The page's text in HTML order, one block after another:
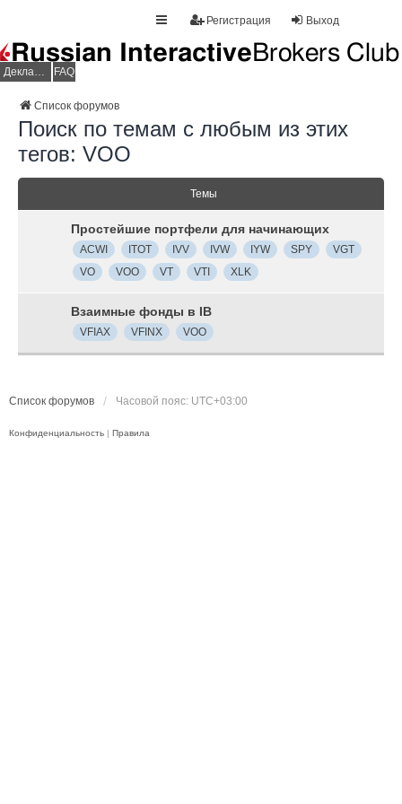
Выход
Регистрация
Декларация НДФЛ FAQ
Список форумов
Поиск по темам с любым из этих
тегов: VOO
Темы
Простейшие портфели для начинающих
ACWI ITOT IVV IVW IYW SPY
VGT
VO
VOO VT VTI XLK
Взаимные фонды в IB
VFIAX VFINX VOO
Список форумов Часовой пояс: UTC+03:00
Конфиденциальность | Правила